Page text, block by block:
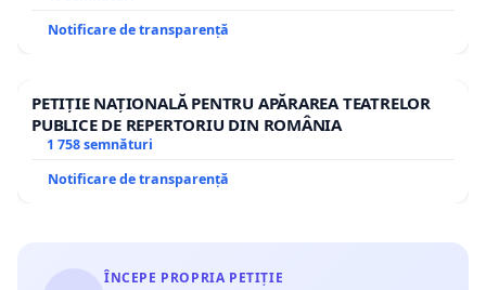
Notificare de transparență
PETIȚIE NAȚIONALĂ PENTRU APĂRAREA TEATRELOR
PUBLICE DE REPERTORIU DIN ROMÂNIA
1 758 semnături
Notificare de transparență
ÎNCEPE PROPRIA PETIȚIE